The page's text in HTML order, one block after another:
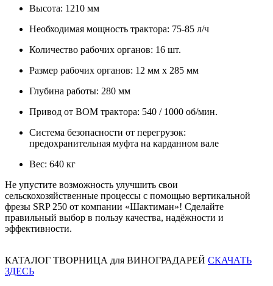
Высота: 1210 мм
Необходимая мощность трактора: 75-85 л/ч
Количество рабочих органов: 16 шт.
Размер рабочих органов: 12 мм х 285 мм
Глубина работы: 280 мм
Привод от ВОМ трактора: 540 / 1000 об/мин.
Система безопасности от перегрузок:
предохранительная муфта на карданном вале
Вес: 640 кг
Не упустите возможность улучшить свои
сельскохозяйственные процессы с помощью вертикальной
фрезы SRP 250 от компании «Шактиман»! Сделайте
правильный выбор в пользу качества, надёжности и
эффективности.
КАТАЛОГ ТВОРНИЦА для ВИНОГРАДАРЕЙ СКАЧАТЬ
ЗДЕСЬ